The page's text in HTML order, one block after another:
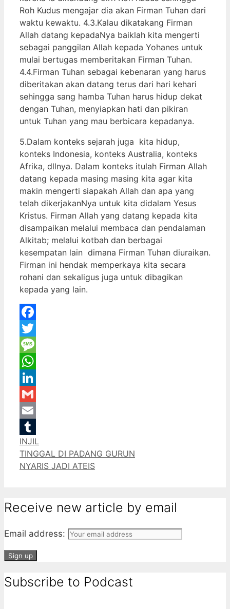
Roh Kudus mengajar dia akan Firman Tuhan dari
waktu kewaktu. 4.3.Kalau dikatakang Firman
Allah datang kepadaNya baiklah kita mengerti
sebagai panggilan Allah kepada Yohanes untuk
mulai bertugas memberitakan Firman Tuhan.
4.4.Firman Tuhan sebagai kebenaran yang harus
diberitakan akan datang terus dari hari kehari
sehingga sang hamba Tuhan harus hidup dekat
dengan Tuhan, menyiapkan hati dan pikiran
untuk Tuhan yang mau berbicara kepadanya.
5.Dalam konteks sejarah juga kita hidup,
konteks Indonesia, konteks Australia, konteks
Afrika, dllnya. Dalam konteks itulah Firman Allah
datang kepada masing masing kita agar kita
makin mengerti siapakah Allah dan apa yang
telah dikerjakanNya untuk kita didalam Yesus
Kristus. Firman Allah yang datang kepada kita
disampaikan melalui membaca dan pendalaman
Alkitab; melalui kotbah dan berbagai
kesempatan lain dimana Firman Tuhan diuraikan.
Firman ini hendak memperkaya kita secara
rohani dan sekaligus juga untuk dibagikan
kepada yang lain.
Facebook
Twitter
Message
WhatsApp
LinkedIn
Gmail
Email
Tumblr
Categories
INJIL
TINGGAL DI PADANG GURUN
NYARIS JADI ATEIS
Receive new article by email
Email address:
Subscribe to Podcast